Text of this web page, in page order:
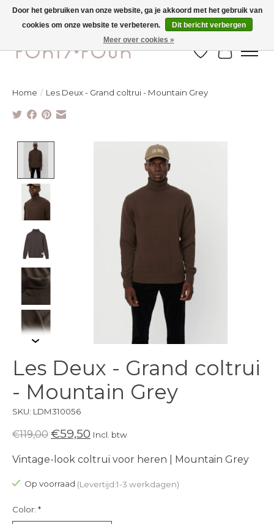
Ontdek de nieuwe najaarscollectie nu in de winkel - selectie online
Verlanglijst
Home / Les Deux - Grand coltrui - Mountain Grey
Product image slideshow Items
Les Deux - Grand coltrui
- Mountain Grey
SKU: LDM310056
€119,00 €59,50 Incl. btw
Vintage-look coltrui voor heren | Mountain Grey
Op voorraad (Levertijd:1-3 werkdagen)
Color: *
Door het gebruiken van onze website, ga je akkoord met het gebruik van
cookies om onze website te verbeteren.
Dit bericht verbergen
Meer over cookies »